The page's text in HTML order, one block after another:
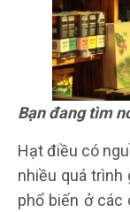
Bạn đang tìm
Hạt điều có
nhiều quá trình
phổ biến ở các